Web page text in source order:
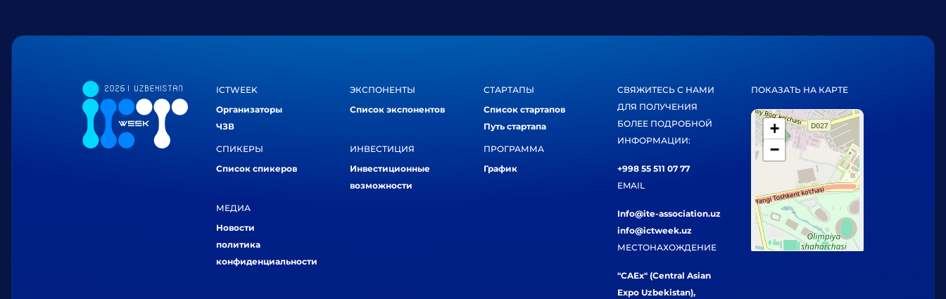
ICTWEEK
Организаторы
ЧЗВ
ЭКСПОНЕНТЫ
Список экспонентов
СТАРТАПЫ
Список стартапов
Путь стартапа
СПИКЕРЫ
Список спикеров
ИНВЕСТИЦИЯ
Инвестиционные
возможности
ПРОГРАММА
График
МЕДИА
Новости
политика
конфиденциальности
СВЯЖИТЕСЬ С НАМИ
ДЛЯ ПОЛУЧЕНИЯ
БОЛЕЕ ПОДРОБНОЙ
ИНФОРМАЦИИ:
+998 55 511 07 77
EMAIL
Info@ite-association.uz
info@ictweek.uz
МЕСТОНАХОЖДЕНИЕ
"CAEx" (Central Asian
Expo Uzbekistan),
ПОКАЗАТЬ НА КАРТЕ
+
−